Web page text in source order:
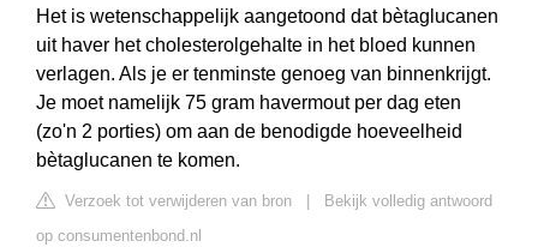
Het is wetenschappelijk aangetoond dat bètaglucanen
uit haver het cholesterolgehalte in het bloed kunnen
verlagen. Als je er tenminste genoeg van binnenkrijgt.
Je moet namelijk 75 gram havermout per dag eten
(zo'n 2 porties) om aan de benodigde hoeveelheid
bètaglucanen te komen.
Verzoek tot verwijderen van bron
Bekijk volledig antwoord
op consumentenbond.nl